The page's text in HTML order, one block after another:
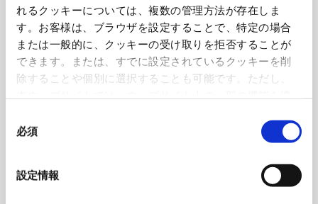
れるクッキーについては、複数の管理方法が存在しま
す。お客様は、ブラウザを設定することで、特定の場合
または一般的に、クッキーの受け取りを拒否することが
できます。または、すでに設定されているクッキーを削
除することや個別に選択することも可能です。ただし、
いるので、ご注意ください。これらのクッキーが受け入
れられない場合、本ウェブサイトの機能が制限される場
必須
設定情報